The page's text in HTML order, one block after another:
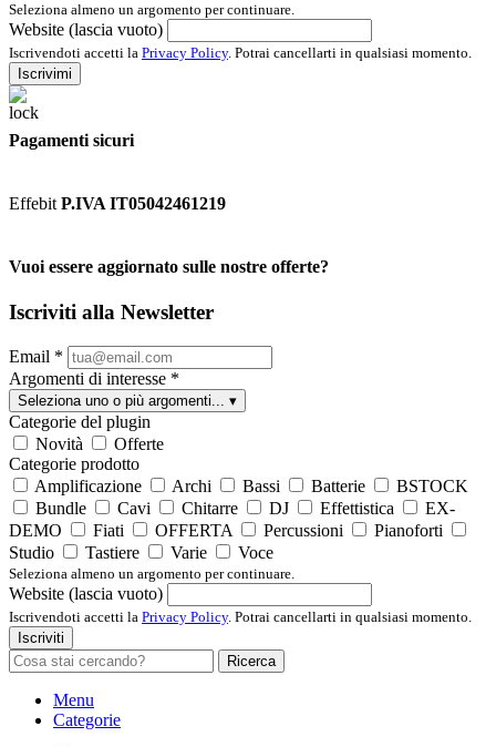
Seleziona almeno un argomento per continuare.
Website (lascia vuoto)
Iscrivendoti accetti la Privacy Policy. Potrai cancellarti in qualsiasi momento.
Iscrivimi
Pagamenti sicuri
Effebit P.IVA IT05042461219
Vuoi essere aggiornato sulle nostre offerte?
Iscriviti alla Newsletter
Email *
Argomenti di interesse *
Seleziona uno o più argomenti... ▾
Categorie del plugin
Novità
Offerte
Categorie prodotto
Amplificazione
Archi Bassi Batterie
BSTOCK
Bundle
Cavi Chitarre DJ Effettistica
EX-
DEMO
Fiati OFFERTA Percussioni
Pianoforti
Studio
Tastiere Varie Voce
Seleziona almeno un argomento per continuare.
Website (lascia vuoto)
Iscrivendoti accetti la Privacy Policy. Potrai cancellarti in qualsiasi momento.
Iscriviti
Ricerca
Menu
Categorie